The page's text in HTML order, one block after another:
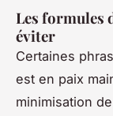
Les formules
éviter
Certaines
est en paix
minimisation